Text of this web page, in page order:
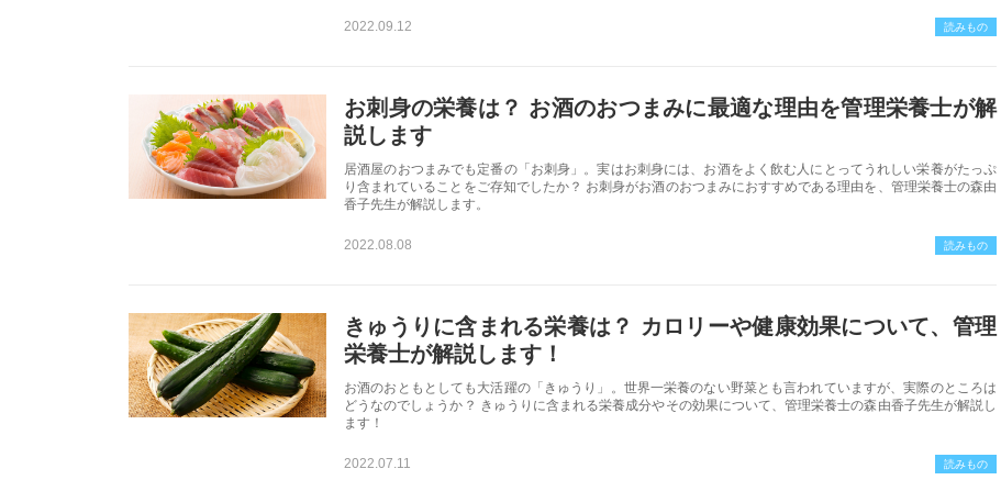
2022.09.12 読みもの
お刺身の栄養は？ お酒のおつまみに最適な理由を管理栄養士が解
説します
居酒屋のおつまみでも定番の「お刺身」。実はお刺身には、お酒をよく飲む人にとってうれしい栄養がたっぷ
り含まれていることをご存知でしたか？ お刺身がお酒のおつまみにおすすめである理由を、管理栄養士の森由
香子先生が解説します。
2022.08.08 読みもの
きゅうりに含まれる栄養は？ カロリーや健康効果について、管理
栄養士が解説します！
お酒のおともとしても大活躍の「きゅうり」。世界一栄養のない野菜とも言われていますが、実際のところは
どうなのでしょうか？ きゅうりに含まれる栄養成分やその効果について、管理栄養士の森由香子先生が解説し
ます！
2022.07.11 読みもの